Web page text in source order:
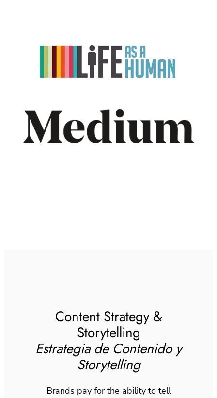
Content Strategy &
Storytelling
Estrategia de Contenido y
Storytelling
Brands pay for the ability to tell